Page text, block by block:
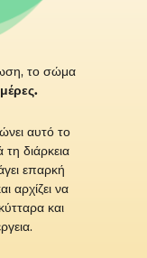
το σώμα
αυτό το
τη διάρκεια
επαρκή
αρχίζει να
και